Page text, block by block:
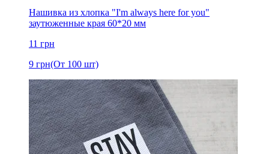
Нашивка из хлопка "I'm always here for you"
заутюженные края 60*20 мм
11 грн
9 грн(От 100 шт)